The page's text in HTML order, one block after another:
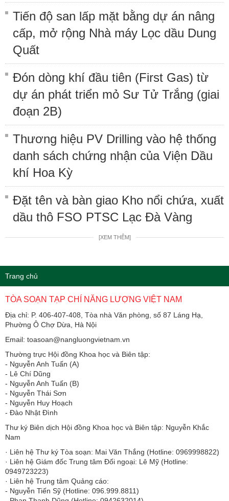
Tiến độ san lấp mặt bằng dự án nâng
cấp, mở rộng Nhà máy Lọc dầu Dung
Quất
Đón dòng khí đầu tiên (First Gas) từ
dự án phát triển mỏ Sư Tử Trắng (giai
đoạn 2B)
Thương hiệu PV Drilling vào hệ thống
danh sách chứng nhận của Viện Dầu
khí Hoa Kỳ
Đặt tên và bàn giao Kho nổi chứa, xuất
dầu thô FSO PTSC Lạc Đà Vàng
[XEM THÊM]
Trang chủ
TÒA SOẠN TẠP CHÍ NĂNG LƯỢNG VIỆT NAM
Địa chỉ: P. 406-407-408, Tòa nhà Văn phòng, số 87 Láng Hạ,
Phường Ô Chợ Dừa, Hà Nội
Email: toasoan@nangluongvietnam.vn
Thường trực Hội đồng Khoa học và Biên tập:
​​​​​​- Nguyễn Anh Tuấn (A)
- Lê Chí Dũng
- Nguyễn Anh Tuấn (B)
- Nguyễn Thái Sơn
- Nguyễn Huy Hoạch
- Đào Nhật Đình
Thư ký Biên dịch Hội đồng Khoa học và Biên tập: Nguyễn Khắc
Nam
· Liên hệ Thư ký Tòa soạn: Mai Văn Thắng (Hotline: 0969998822)
· Liên hệ Giám đốc Trung tâm Đối ngoại: Lê Mỹ (Hotline:
0949723223)
· Liên hệ Trung tâm Quảng cáo:
- Nguyễn Tiến Sỹ (Hotline: 096.999.8811)